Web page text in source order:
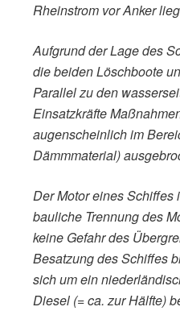
Rheinstrom vor Anker
Aufgrund der Lage des
die beiden Löschboote
Parallel zu den
Einsatzkräfte
augenscheinlich im
Dämmmaterial)
Der Motor eines Schiffes
bauliche Trennung des
keine Gefahr des
Besatzung des Schiffes
sich um ein
Diesel (= ca. zur Hälfte)